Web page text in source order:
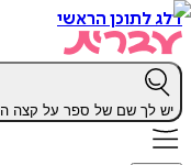
דלג לתוכן הראשי
יש לך שם של ספר על קצה